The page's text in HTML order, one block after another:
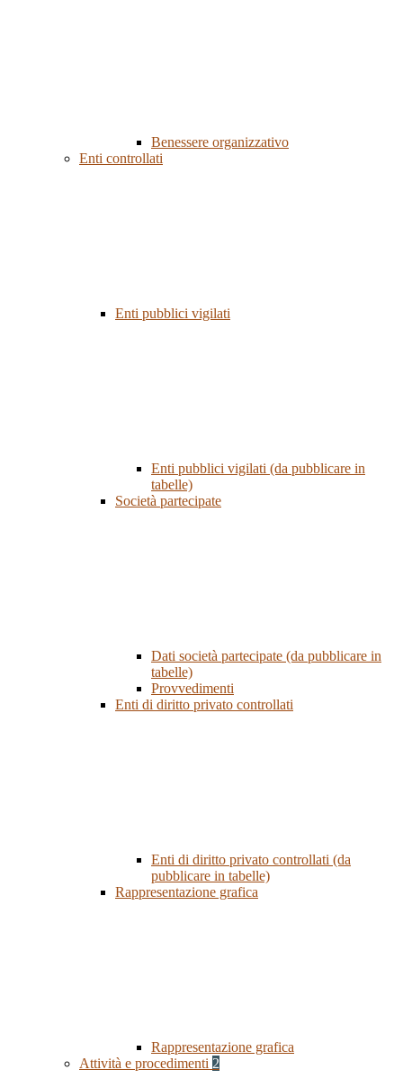
Benessere organizzativo
Enti controllati
Enti pubblici vigilati
Enti pubblici vigilati (da pubblicare in
tabelle)
Società partecipate
Dati società partecipate (da pubblicare in
tabelle)
Provvedimenti
Enti di diritto privato controllati
Enti di diritto privato controllati (da
pubblicare in tabelle)
Rappresentazione grafica
Rappresentazione grafica
Attività e procedimenti 2